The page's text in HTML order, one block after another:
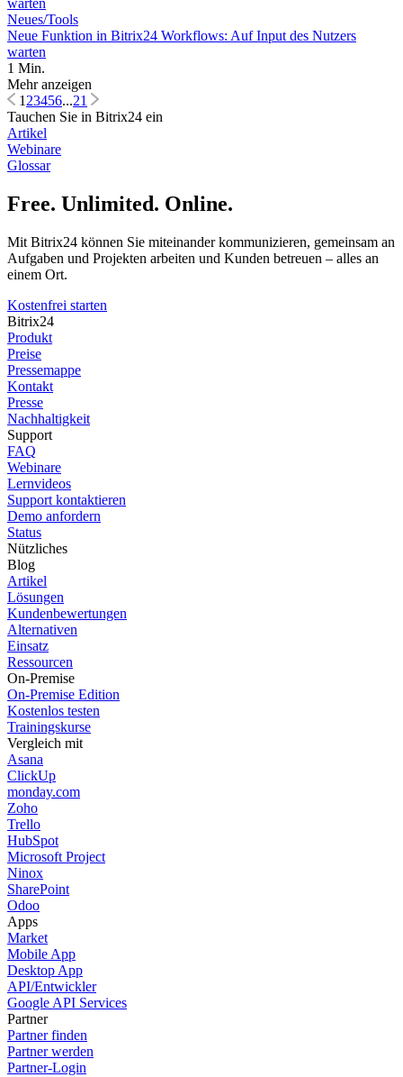
Neues/Tools
Neue Funktion in Bitrix24 Workflows: Auf Input des Nutzers
warten
1 Min.
Mehr anzeigen
123456...21
Tauchen Sie in Bitrix24 ein
Artikel
Webinare
Glossar
Free. Unlimited. Online.
Mit Bitrix24 können Sie miteinander kommunizieren, gemeinsam an
Aufgaben und Projekten arbeiten und Kunden betreuen – alles an
einem Ort.
Kostenfrei starten
Bitrix24
Produkt
Preise
Pressemappe
Kontakt
Presse
Nachhaltigkeit
Support
FAQ
Webinare
Lernvideos
Support kontaktieren
Demo anfordern
Status
Nützliches
Blog
Artikel
Lösungen
Kundenbewertungen
Alternativen
Einsatz
Ressourcen
On-Premise
On-Premise Edition
Kostenlos testen
Trainingskurse
Vergleich mit
Asana
ClickUp
monday.com
Zoho
Trello
HubSpot
Microsoft Project
Ninox
SharePoint
Odoo
Apps
Market
Mobile App
Desktop App
API/Entwickler
Google API Services
Partner
Partner finden
Partner werden
Partner-Login